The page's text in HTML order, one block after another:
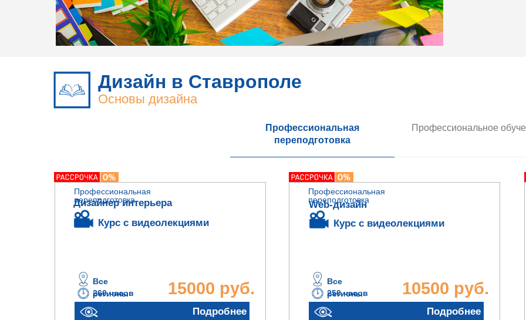
Дизайн в Ставрополе
Основы дизайна
Профессиональная
переподготовка
Профессиональное
Дизайнер интерьера
260 часов 15000 руб.
Все
регионы
Профессиональная
переподготовка
Подробнее
Курс с видеолекциями
Web-дизайн
250 часов 10500 руб.
Все
регионы
Профессиональная
переподготовка
Подробнее
Курс с видеолекциями